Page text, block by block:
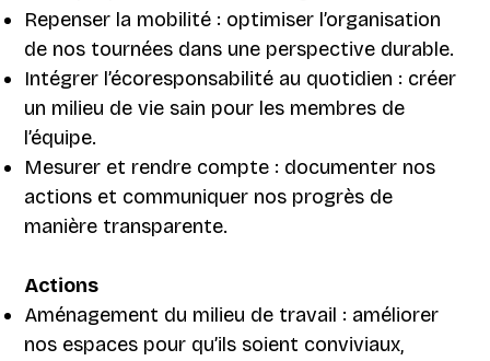
Repenser la mobilité : optimiser l’organisation
de nos tournées dans une perspective durable.
Intégrer l’écoresponsabilité au quotidien : créer
un milieu de vie sain pour les membres de
l’équipe.
Mesurer et rendre compte : documenter nos
actions et communiquer nos progrès de
manière transparente.
Actions
Aménagement du milieu de travail : améliorer
nos espaces pour qu’ils soient conviviaux,